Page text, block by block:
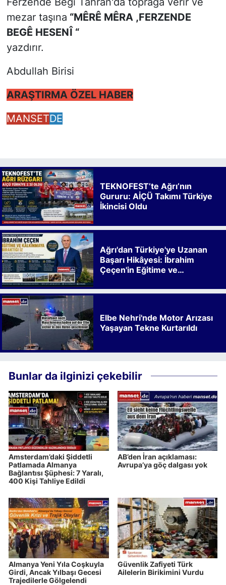
mezar taşına “MÊRÊ MÊRA ,FERZENDE
BEGÊ HESENÎ “
yazdırır.
Abdullah Birisi
ARAŞTIRMA ÖZEL HABER
MANSETDE
TEKNOFEST’te Ağrı’nın
Gururu: AİÇÜ Takımı Türkiye
İkincisi Oldu
Ağrı'dan Türkiye'ye Uzanan
Başarı Hikâyesi: İbrahim
Çeçen'in Eğitime ve
Elbe Nehri'nde Motor Arızası
Yaşayan Tekne Kurtarıldı
Bunlar da ilginizi çekebilir
Amsterdam’daki Şiddetli
Patlamada Almanya
Bağlantısı Şüphesi: 7 Yaralı,
400 Kişi Tahliye Edildi
AB’den İran açıklaması:
Avrupa’ya göç dalgası yok
Almanya Yeni Yıla Coşkuyla
Girdi, Ancak Yılbaşı Gecesi
Trajedilerle Gölgelendi
Güvenlik Zafiyeti Türk
Ailelerin Birikimini Vurdu